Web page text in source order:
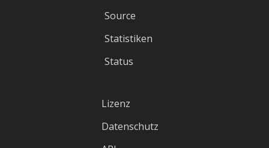
Source
Statistiken
Status
Lizenz
Datenschutz